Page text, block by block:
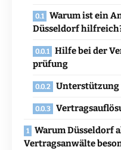
Warum ist ein
Düsseldorf
Hilfe bei der
prüfung
Warum Düsseldorf
Vertragsanwälte